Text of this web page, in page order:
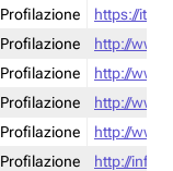
Profilazione
https://it-
Profilazione
http://
Profilazione
http://
Profilazione
http://
Profilazione
http://
Profilazione
http://